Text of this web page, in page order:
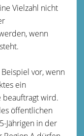
Vielzahl nicht
wenn
vor, wenn
ein
beauftragt wird.
öffentlichen
Jährigen in der